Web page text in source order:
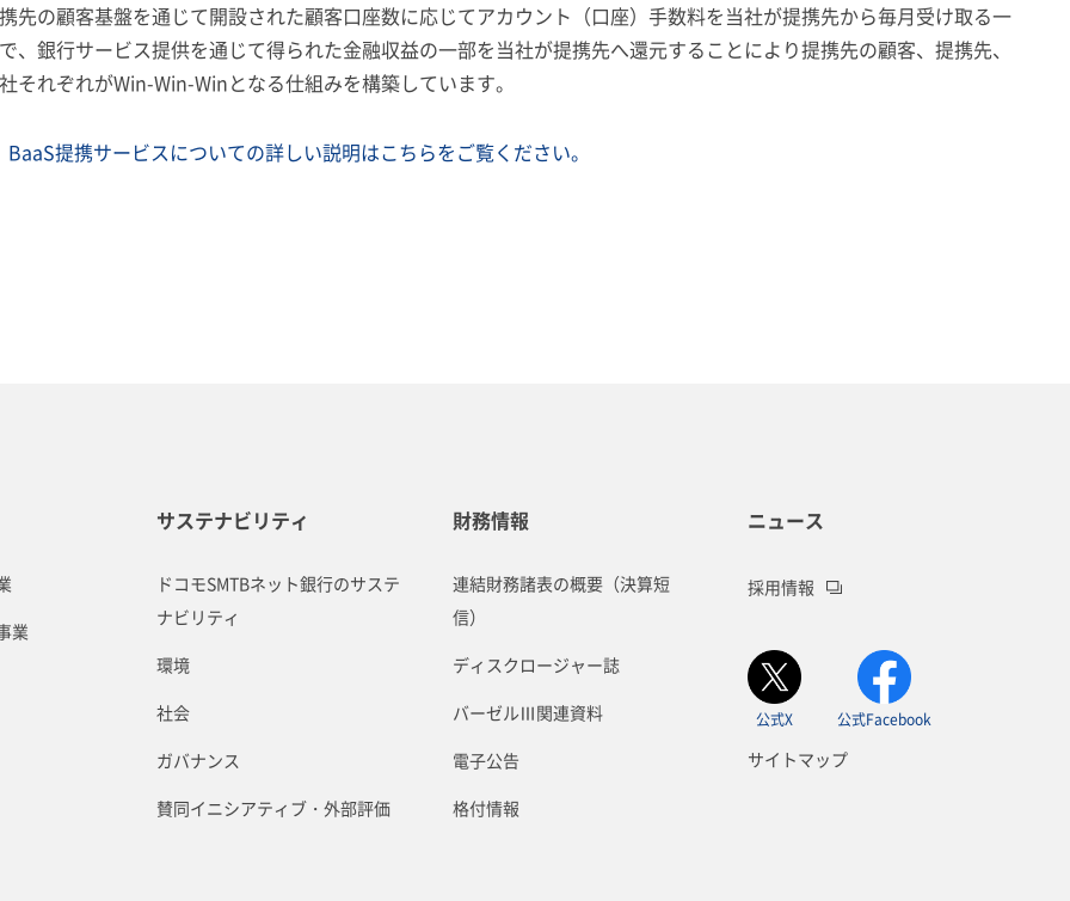
先の顧客基盤を通じて開設された顧客口座数に応じてアカウント（口座）手数料を当社が提携先から毎月受け取る一
、銀行サービス提供を通じて得られた金融収益の一部を当社が提携先へ還元することにより提携先の顧客、提携先、
それぞれがWin-Win-Winとなる仕組みを構築しています。
BaaS提携サービスについての詳しい説明はこちらをご覧ください。
業
サステナビリティ
ドコモSMTBネット銀行のサステ
ナビリティ
環境
社会
ガバナンス
賛同イニシアティブ・外部評価
財務情報
連結財務諸表の概要（決算短
信）
ディスクロージャー誌
バーゼルⅢ関連資料
電子公告
格付情報
ニュース
採用情報
公式X 公式Facebook
サイトマップ